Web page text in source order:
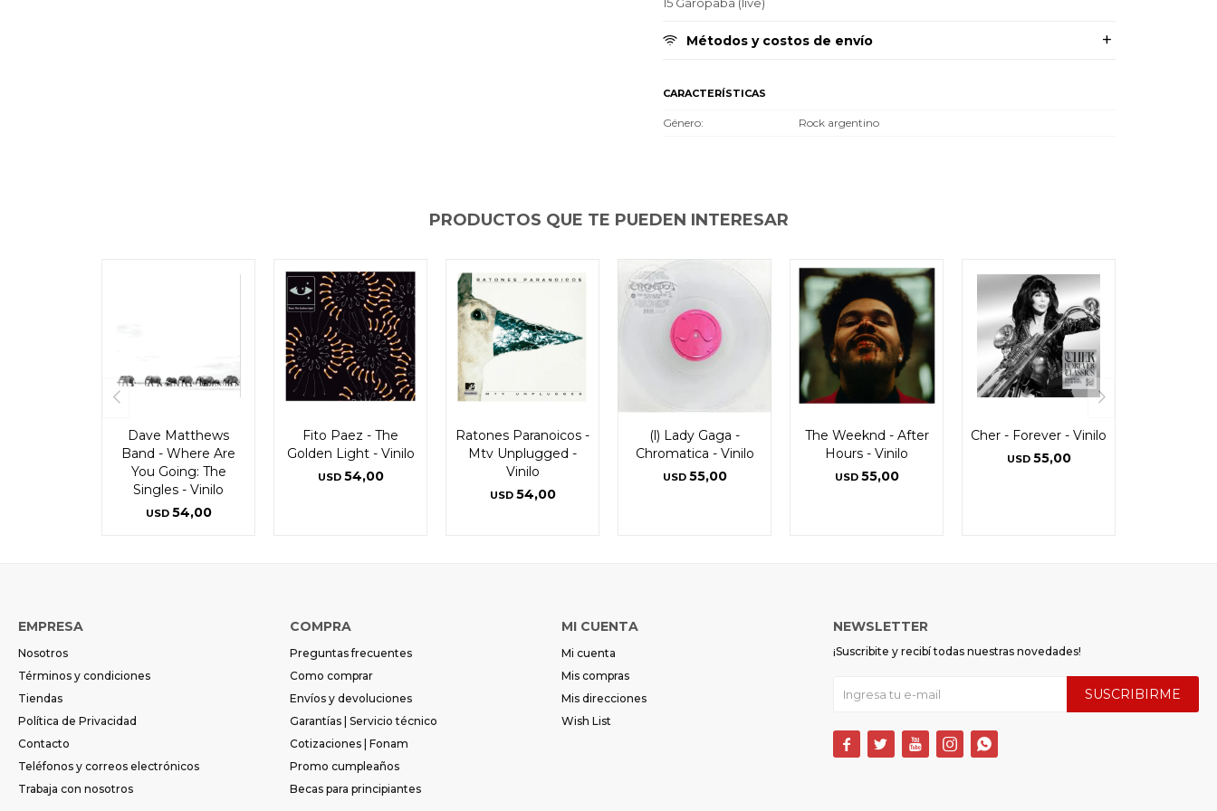
Métodos y costos de envío
CARACTERÍSTICAS
Género Rock argentino
PRODUCTOS QUE TE PUEDEN INTERESAR
Dave Matthews
Band - Where Are
You Going: The
Singles - Vinilo
USD 54,00
Fito Paez - The
Golden Light - Vinilo
USD 54,00
Ratones Paranoicos -
Mtv Unplugged -
Vinilo
USD 54,00
(l) Lady Gaga -
Chromatica - Vinilo
USD 55,00
The Weeknd - After
Hours - Vinilo
USD 55,00
Cher - Forever - Vinilo
USD 55,00
EMPRESA
Nosotros
Términos y condiciones
Tiendas
Política de Privacidad
Contacto
Teléfonos y correos electrónicos
Trabaja con nosotros
COMPRA
Preguntas frecuentes
Como comprar
Envíos y devoluciones
Garantías | Servicio técnico
Cotizaciones | Fonam
Promo cumpleaños
Becas para principiantes
MI CUENTA
Mi cuenta
Mis compras
Mis direcciones
Wish List
NEWSLETTER
¡Suscribite y recibí todas nuestras novedades!
SUSCRIBIRME
    